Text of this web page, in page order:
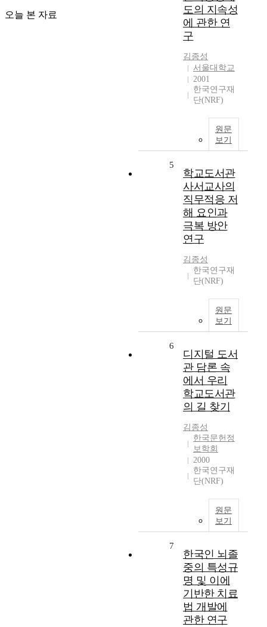
오늘 본 자료
도의 지속성
에 관한 연
구
김종성
서울대학교
2001
한국연구재
단(NRF)
원문
보기
5
학교도서관
사서교사의
직무적응 저
해 요인과
극복 방안
연구
김종성
한국연구재
단(NRF)
원문
보기
6
디지털 도서
관 담론 속
에서 우리
학교도서관
의 길 찾기
김종성
한국문헌정
보학회
2000
한국연구재
단(NRF)
원문
보기
7
한국인 뇌졸
중의 특성규
명 및 이에
기반한 치료
법 개발에
관한 연구